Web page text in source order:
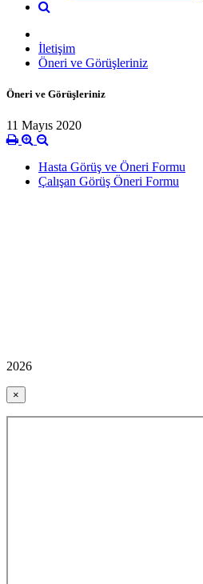
İletişim
Öneri ve Görüşleriniz
Öneri ve Görüşleriniz
11 Mayıs 2020
Hasta Görüş ve Öneri Formu
Çalışan Görüş Öneri Formu
2026
×